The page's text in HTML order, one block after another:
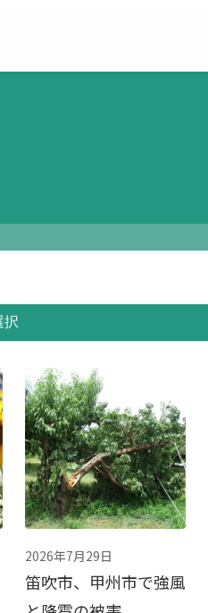
2026年7月29日
笛吹市、甲州市で強風